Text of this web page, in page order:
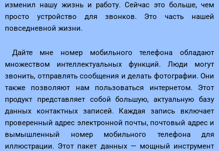
изменил нашу жизнь и работу. Сейчас это больше, чем
просто устройство для звонков. Это часть нашей
повседневной жизни.
Дайте мне номер мобильного телефона обладают
множеством интеллектуальных функций. Люди могут
звонить, отправлять сообщения и делать фотографии. Они
также позволяют нам пользоваться интернетом. Этот
продукт представляет собой большую, актуальную базу
данных контактных записей. Каждая запись включает
проверенный адрес электронной почты, почтовый адрес и
вымышленный номер мобильного телефона для
иллюстрации. Этот пакет данных — мощный инструмент